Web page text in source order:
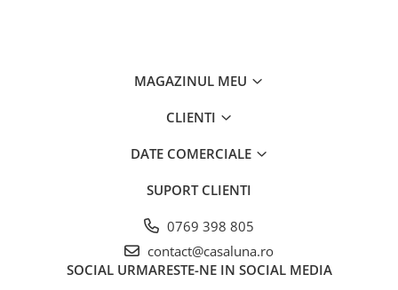
MAGAZINUL MEU
CLIENTI
DATE COMERCIALE
SUPORT CLIENTI
0769 398 805
contact@casaluna.ro
SOCIAL URMARESTE-NE IN SOCIAL MEDIA